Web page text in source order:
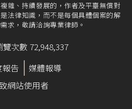
雜、持續發展的，作者及平臺無償對
法律知識，而不是每個具體個案的解
求，敬請洽詢專業律師。
次數 72,948,337
報告
媒體報導
致網站使用者